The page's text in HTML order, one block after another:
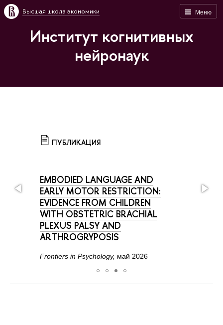
Меню
Высшая школа экономики
Институт когнитивных
нейронаук
ПУБЛИКАЦИЯ
EMBODIED LANGUAGE AND
EARLY MOTOR RESTRICTION:
EVIDENCE FROM CHILDREN
WITH OBSTETRIC BRACHIAL
PLEXUS PALSY AND
ARTHROGRYPOSIS
Frontiers in Psychology, май 2026